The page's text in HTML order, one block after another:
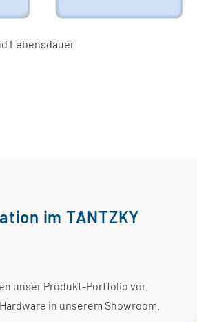
Lebensdauer
im TANTZKY
unser Produkt-Portfolio vor.
in unserem Showroom.